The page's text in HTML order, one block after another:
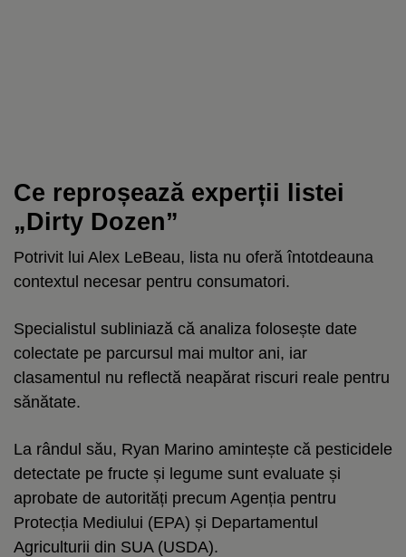
Ce reproșează experții listei
„Dirty Dozen”
Potrivit lui Alex LeBeau, lista nu oferă întotdeauna
contextul necesar pentru consumatori.
Specialistul subliniază că analiza folosește date
colectate pe parcursul mai multor ani, iar
clasamentul nu reflectă neapărat riscuri reale pentru
sănătate.
La rândul său, Ryan Marino amintește că pesticidele
detectate pe fructe și legume sunt evaluate și
aprobate de autorități precum Agenția pentru
Protecția Mediului (EPA) și Departamentul
Agriculturii din SUA (USDA).